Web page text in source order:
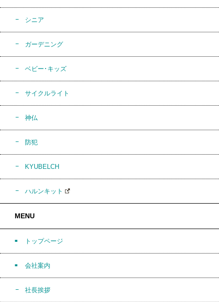
シニア
ガーデニング
ベビー･キッズ
サイクルライト
神仏
防犯
KYUBELCH
ハルンキット
MENU
トップページ
会社案内
社長挨拶